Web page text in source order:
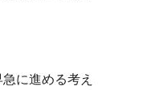
に進める考え